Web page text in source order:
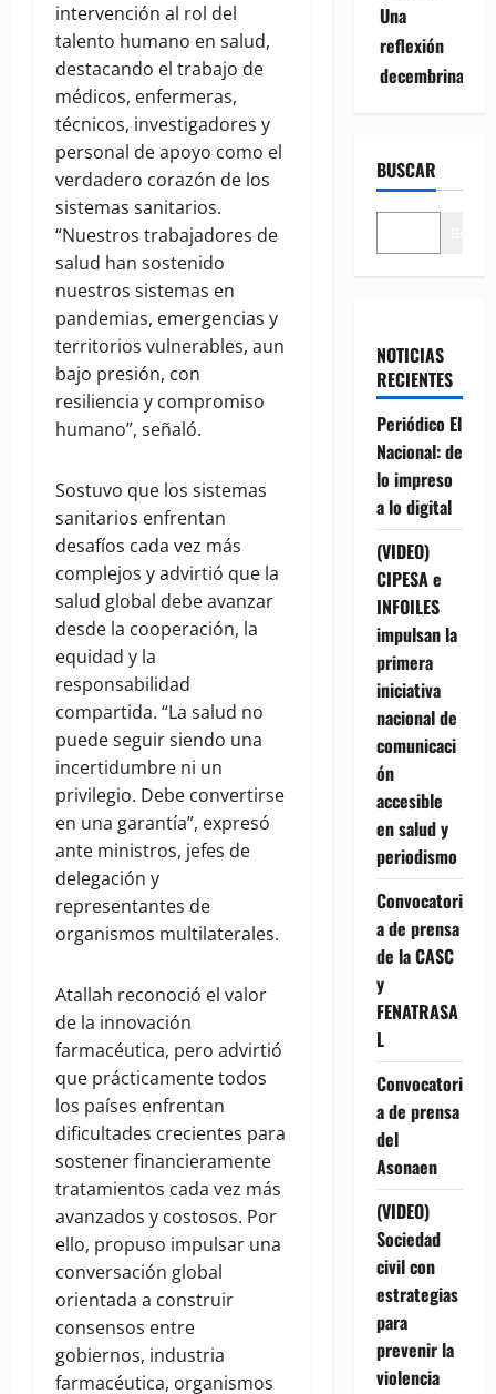
intervención al rol del
talento humano en salud,
destacando el trabajo de
médicos, enfermeras,
técnicos, investigadores y
personal de apoyo como el
verdadero corazón de los
sistemas sanitarios.
“Nuestros trabajadores de
salud han sostenido
nuestros sistemas en
pandemias, emergencias y
territorios vulnerables, aun
bajo presión, con
resiliencia y compromiso
humano”, señaló.
Sostuvo que los sistemas
sanitarios enfrentan
desafíos cada vez más
complejos y advirtió que la
salud global debe avanzar
desde la cooperación, la
equidad y la
responsabilidad
compartida. “La salud no
puede seguir siendo una
incertidumbre ni un
privilegio. Debe convertirse
en una garantía”, expresó
ante ministros, jefes de
delegación y
representantes de
organismos multilaterales.
Atallah reconoció el valor
de la innovación
farmacéutica, pero advirtió
que prácticamente todos
los países enfrentan
dificultades crecientes para
sostener financieramente
tratamientos cada vez más
avanzados y costosos. Por
ello, propuso impulsar una
conversación global
orientada a construir
consensos entre
gobiernos, industria
farmacéutica, organismos
Una
reflexión
decembrina
BUSCAR
NOTICIAS
RECIENTES
Periódico El
Nacional: de
lo impreso
a lo digital
(VIDEO)
CIPESA e
INFOILES
impulsan la
primera
iniciativa
nacional de
comunicaci
ón
accesible
en salud y
periodismo
Convocatori
a de prensa
de la CASC
y
FENATRASA
L
Convocatori
a de prensa
del
Asonaen
(VIDEO)
Sociedad
civil con
estrategias
para
prevenir la
violencia